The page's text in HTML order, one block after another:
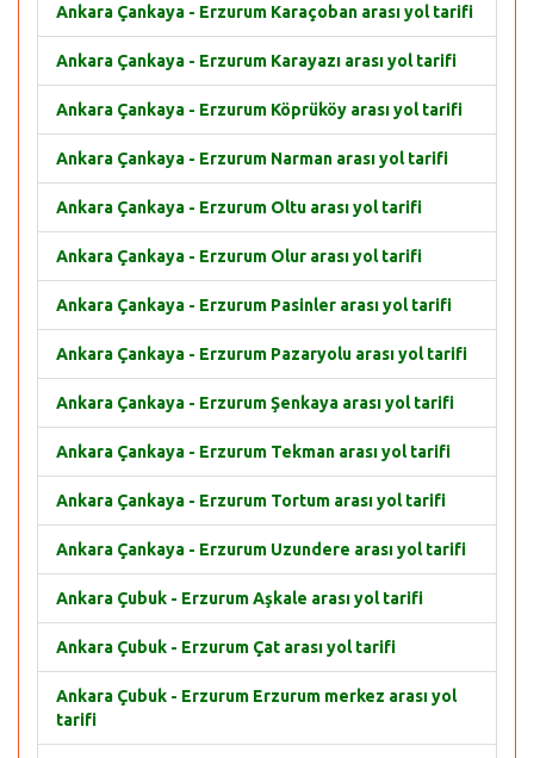
Ankara Çankaya - Erzurum Karaçoban arası yol tarifi
Ankara Çankaya - Erzurum Karayazı arası yol tarifi
Ankara Çankaya - Erzurum Köprüköy arası yol tarifi
Ankara Çankaya - Erzurum Narman arası yol tarifi
Ankara Çankaya - Erzurum Oltu arası yol tarifi
Ankara Çankaya - Erzurum Olur arası yol tarifi
Ankara Çankaya - Erzurum Pasinler arası yol tarifi
Ankara Çankaya - Erzurum Pazaryolu arası yol tarifi
Ankara Çankaya - Erzurum Şenkaya arası yol tarifi
Ankara Çankaya - Erzurum Tekman arası yol tarifi
Ankara Çankaya - Erzurum Tortum arası yol tarifi
Ankara Çankaya - Erzurum Uzundere arası yol tarifi
Ankara Çubuk - Erzurum Aşkale arası yol tarifi
Ankara Çubuk - Erzurum Çat arası yol tarifi
Ankara Çubuk - Erzurum Erzurum merkez arası yol
tarifi